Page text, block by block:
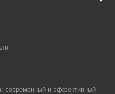
современный и эффективный